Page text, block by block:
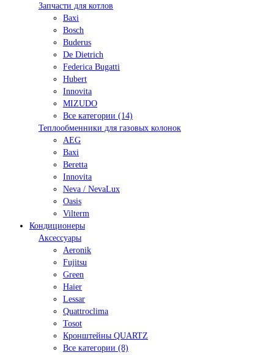
Запчасти для котлов
Baxi
Bosch
Buderus
De Dietrich
Federica Bugatti
Hubert
Innovita
MIZUDO
Все категории (14)
Теплообменники для газовых колонок
AEG
Baxi
Beretta
Innovita
Neva / NevaLux
Oasis
Vilterm
Кондиционеры
Аксессуары
Aeronik
Fujitsu
Green
Haier
Lessar
Quattroclima
Tosot
Кронштейны QUARTZ
Все категории (8)